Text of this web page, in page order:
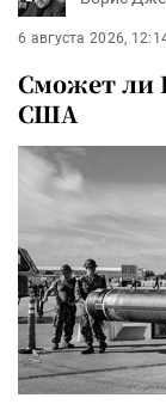
6 августа 2026,
Сможет ли
США